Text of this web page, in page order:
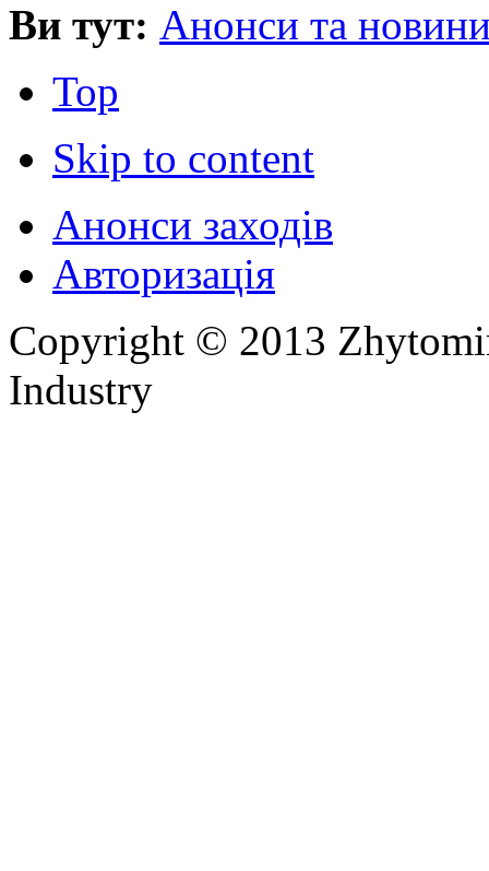
Ви тут: Анонси та
Top
Skip to content
Анонси заходів
Авторизація
Copyright © 2013
Industry